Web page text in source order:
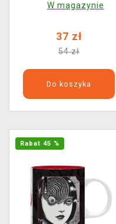
W magazynie
37 zł
54 zł
Do koszyka
Rabat 45 %